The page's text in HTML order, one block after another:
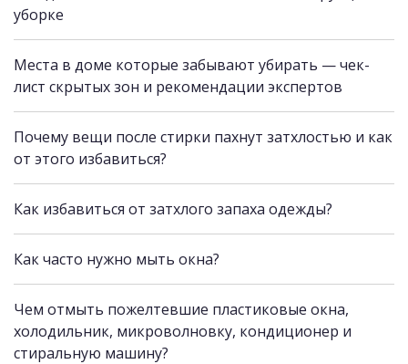
уборке
Места в доме которые забывают убирать — чек-
лист скрытых зон и рекомендации экспертов
Почему вещи после стирки пахнут затхлостью и как
от этого избавиться?
Как избавиться от затхлого запаха одежды?
Как часто нужно мыть окна?
Чем отмыть пожелтевшие пластиковые окна,
холодильник, микроволновку, кондиционер и
стиральную машину?